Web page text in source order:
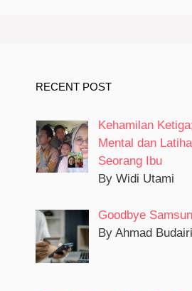
RECENT POST
Kehamilan
Mental dan
Seorang Ibu
By Widi Utami
Goodbye
By Ahmad Budairi